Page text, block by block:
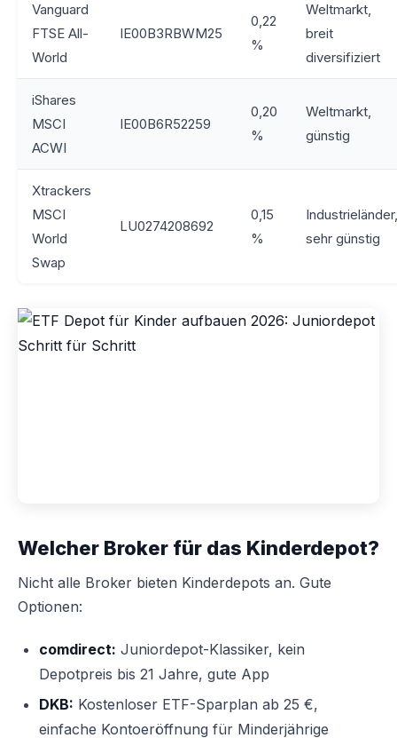
Vanguard
FTSE All-
World
IE00B3RBWM25
0,22
%
Weltmarkt,
breit
diversifiziert
iShares
MSCI
ACWI
IE00B6R52259
0,20
%
Weltmarkt,
günstig
Xtrackers
MSCI
World
Swap
LU0274208692
0,15
%
Industrieländer,
sehr günstig
Welcher Broker für das Kinderdepot?
Nicht alle Broker bieten Kinderdepots an. Gute
Optionen:
comdirect: Juniordepot-Klassiker, kein
Depotpreis bis 21 Jahre, gute App
DKB: Kostenloser ETF-Sparplan ab 25 €,
einfache Kontoeröffnung für Minderjährige